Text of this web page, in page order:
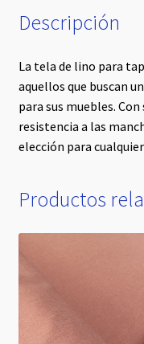
Descripción
La tela de lino para
aquellos que buscan
para sus muebles.
resistencia a las
elección para
Productos